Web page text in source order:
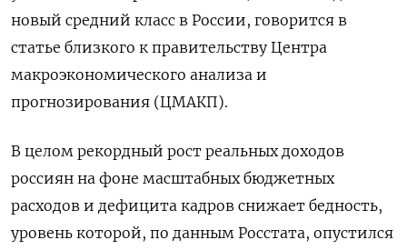
новый средний класс в России, говорится в
статье близкого к правительству Центра
макроэкономического анализа и
прогнозирования (ЦМАКП).
В целом рекордный рост реальных доходов
россиян на фоне масштабных бюджетных
расходов и дефицита кадров снижает бедность,
уровень которой, по данным Росстата, опустился